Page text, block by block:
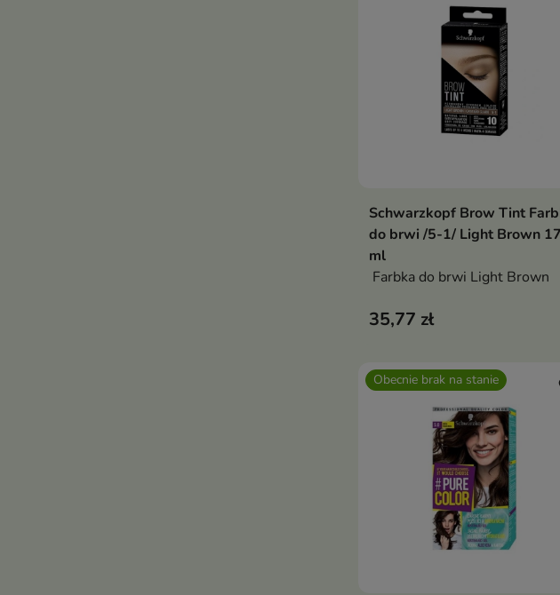
Pokaż szczegóły
Schwarzkopf Brow Tint
do brwi /5-1/ Light Brown 17
ml
Farbka do brwi Light Brown
35,77 zł
Obecnie brak na stanie